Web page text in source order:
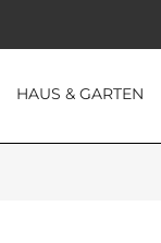
HAUS & GARTEN